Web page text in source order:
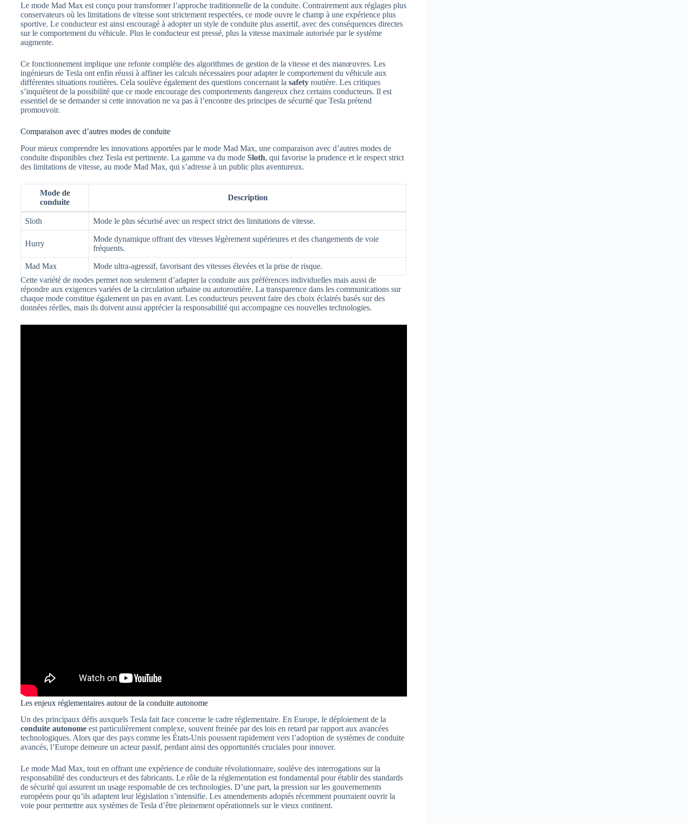
Le mode Mad Max est conçu pour transformer l’approche traditionnelle de la conduite. Contrairement aux réglages plus
conservateurs où les limitations de vitesse sont strictement respectées, ce mode ouvre le champ à une expérience plus
sportive. Le conducteur est ainsi encouragé à adopter un style de conduite plus assertif, avec des conséquences directes
sur le comportement du véhicule. Plus le conducteur est pressé, plus la vitesse maximale autorisée par le système
augmente.
Ce fonctionnement implique une refonte complète des algorithmes de gestion de la vitesse et des manœuvres. Les
ingénieurs de Tesla ont enfin réussi à affiner les calculs nécessaires pour adapter le comportement du véhicule aux
différentes situations routières. Cela soulève également des questions concernant la safety routière. Les critiques
s’inquiètent de la possibilité que ce mode encourage des comportements dangereux chez certains conducteurs. Il est
essentiel de se demander si cette innovation ne va pas à l’encontre des principes de sécurité que Tesla prétend
promouvoir.
Comparaison avec d’autres modes de conduite
Pour mieux comprendre les innovations apportées par le mode Mad Max, une comparaison avec d’autres modes de
conduite disponibles chez Tesla est pertinente. La gamme va du mode Sloth, qui favorise la prudence et le respect strict
des limitations de vitesse, au mode Mad Max, qui s’adresse à un public plus aventureux.
Mode de
conduite
Description
Sloth Mode le plus sécurisé avec un respect strict des limitations de vitesse.
Hurry
Mode dynamique offrant des vitesses légèrement supérieures et des changements de voie
fréquents.
Mad Max
Mode ultra-agressif, favorisant des vitesses élevées et la prise de risque.
Cette variété de modes permet non seulement d’adapter la conduite aux préférences individuelles mais aussi de
répondre aux exigences variées de la circulation urbaine ou autoroutière. La transparence dans les communications sur
chaque mode constitue également un pas en avant. Les conducteurs peuvent faire des choix éclairés basés sur des
données réelles, mais ils doivent aussi apprécier la responsabilité qui accompagne ces nouvelles technologies.
Les enjeux réglementaires autour de la conduite autonome
Un des principaux défis auxquels Tesla fait face concerne le cadre réglementaire. En Europe, le déploiement de la
conduite autonome est particulièrement complexe, souvent freinée par des lois en retard par rapport aux avancées
technologiques. Alors que des pays comme les États-Unis poussent rapidement vers l’adoption de systèmes de conduite
avancés, l’Europe demeure un acteur passif, perdant ainsi des opportunités cruciales pour innover.
Le mode Mad Max, tout en offrant une expérience de conduite révolutionnaire, soulève des interrogations sur la
responsabilité des conducteurs et des fabricants. Le rôle de la réglementation est fondamental pour établir des standards
de sécurité qui assurent un usage responsable de ces technologies. D’une part, la pression sur les gouvernements
européens pour qu’ils adaptent leur législation s’intensifie. Les amendements adoptés récemment pourraient ouvrir la
voie pour permettre aux systèmes de Tesla d’être pleinement opérationnels sur le vieux continent.